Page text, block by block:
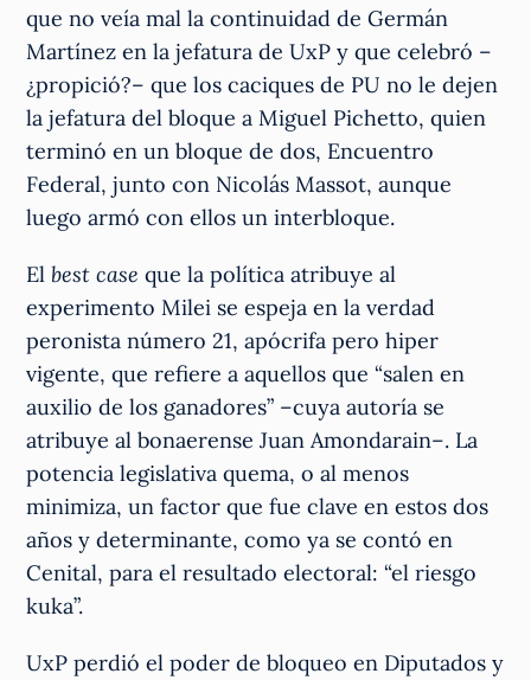
que no veía mal la continuidad de Germán
Martínez en la jefatura de UxP y que celebró –
¿propició?– que los caciques de PU no le dejen
la jefatura del bloque a Miguel Pichetto, quien
terminó en un bloque de dos, Encuentro
Federal, junto con Nicolás Massot, aunque
luego armó con ellos un interbloque.
Elbest case que la política atribuye al
experimento Milei se espeja en la verdad
peronista número 21, apócrifa pero hiper
vigente, que refiere a aquellos que “salen en
auxilio de los ganadores” –cuya autoría se
atribuye al bonaerense Juan Amondarain–. La
potencia legislativa quema, o al menos
minimiza, un factor que fue clave en estos dos
años y determinante, como ya se contó en
Cenital, para el resultado electoral: “el riesgo
kuka”.
UxP perdió el poder de bloqueo en Diputados y